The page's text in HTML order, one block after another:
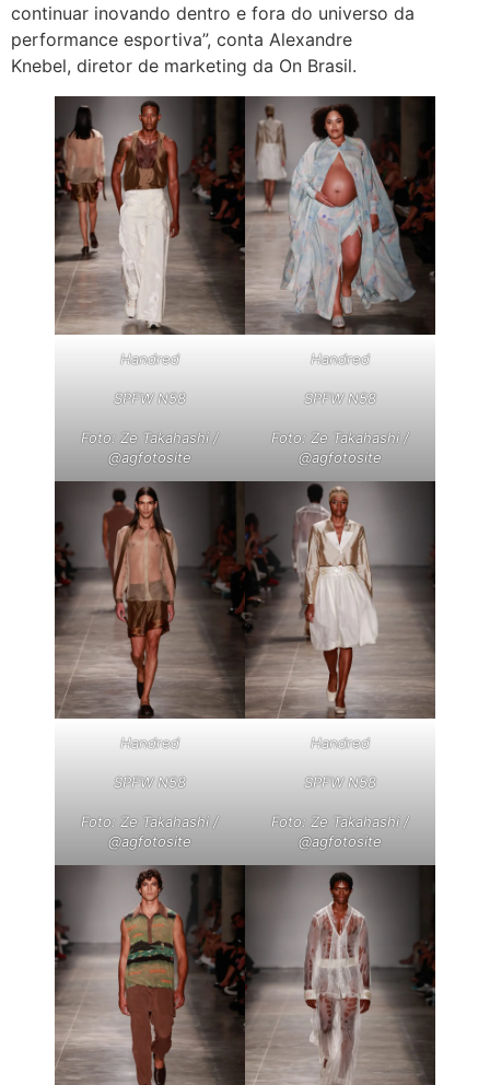
continuar inovando dentro e fora do universo da
performance esportiva”, conta Alexandre
Knebel, diretor de marketing da On Brasil.
Handred
SPFW N58
Foto: Ze Takahashi /
@agfotosite
Handred
SPFW N58
Foto: Ze Takahashi /
@agfotosite
Handred
SPFW N58
Foto: Ze Takahashi /
@agfotosite
Handred
SPFW N58
Foto: Ze Takahashi /
@agfotosite